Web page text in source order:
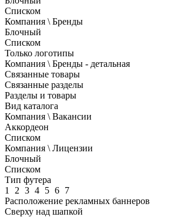
Списком
Компания \ Бренды
Блочный
Списком
Только логотипы
Компания \ Бренды - детальная
Связанные товары
Связанные разделы
Разделы и товары
Вид каталога
Компания \ Вакансии
Аккордеон
Списком
Компания \ Лицензии
Блочный
Списком
Тип футера
1
2 3 4 5 6 7
Расположение рекламных баннеров
Сверху над шапкой